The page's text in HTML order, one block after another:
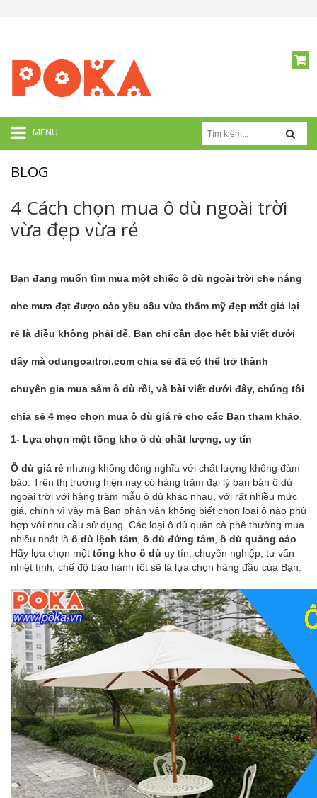
MENU
BLOG
4 Cách chọn mua ô dù ngoài trời
vừa đẹp vừa rẻ
Bạn đang muốn tìm mua một chiếc ô dù ngoài trời che nắng
che mưa đạt được các yêu cầu vừa thẩm mỹ đẹp mắt giá lại
rẻ là điều không phải dễ. Bạn chỉ cần đọc hết bài viết dưới
dây mà odungoaitroi.com chia sẻ đã có thể trở thành
chuyên gia mua sắm ô dù rồi, và bài viết dưới đây, chúng tôi
chia sẻ 4 mẹo chọn mua ô dù giá rẻ cho các Bạn tham khảo
1- Lựa chọn một tổng kho ô dù chất lượng, uy tín
Ô dù giá rẻ nhưng không đông nghĩa với chất lượng không đảm
bảo. Trên thị trường hiện nay có hàng trăm đại lý bán bán ô dù
ngoài trời với hàng trăm mẫu ô dù khác nhau, với rất nhiều mức
giá, chính vì vậy mà Bạn phân vân không biết chọn loại ô nào phù
hợp với nhu cầu sử dụng. Các loại ô dù quán cà phê thường mua
nhiều nhất là ô dù lệch tâm ô dù đứng tâm ô dù quảng cáo
Hãy lựa chọn một tổng kho ô dù uy tín, chuyên nghiệp, tư vấn
nhiệt tình, chế độ bảo hành tốt sẽ là lựa chọn hàng đầu của Bạn.